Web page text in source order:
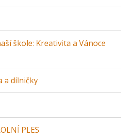
škole: Kreativita a Vánoce
a dílničky
PLES